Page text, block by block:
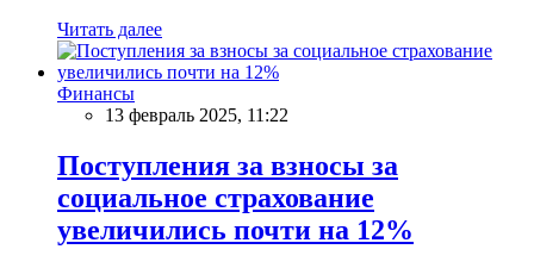
Читать далее
Финансы
13 февраль 2025, 11:22
Поступления за взносы за
социальное страхование
увеличились почти на 12%